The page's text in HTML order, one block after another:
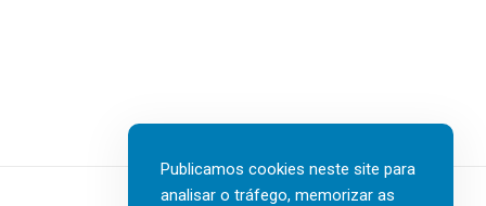
Publicamos cookies neste site para
analisar o tráfego, memorizar as